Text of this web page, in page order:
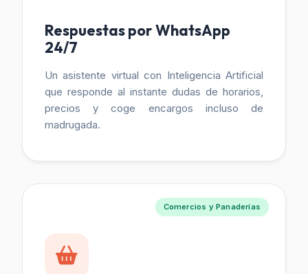
Respuestas por WhatsApp
24/7
Un asistente virtual con Inteligencia Artificial
que responde al instante dudas de horarios,
precios y coge encargos incluso de
madrugada.
Comercios y Panaderías